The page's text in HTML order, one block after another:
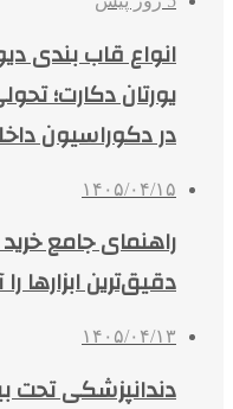
انواع قاب بندی
یورتان دکارت؛
در دکوراسیون
۱۴۰۵/۰۴/۱۵
راهنمای جامع
دقیق‌ترین ابزارها را
۱۴۰۵/۰۴/۱۳
دندانپزشکی تحت